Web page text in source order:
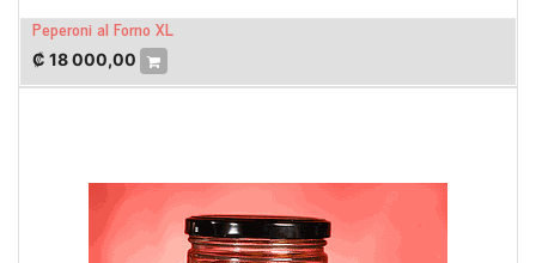
Peperoni al Forno XL
₡ 18 000,00